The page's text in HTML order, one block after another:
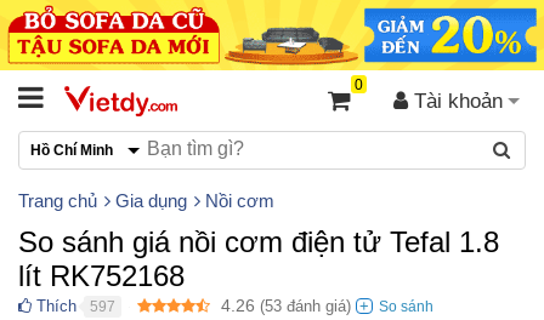
Tài khoản
0
Hồ Chí Minh
Trang chủ Gia dụng Nồi cơm
So sánh giá nồi cơm điện tử Tefal 1.8
lít RK752168
Thích 597 4.26 (53 đánh giá)